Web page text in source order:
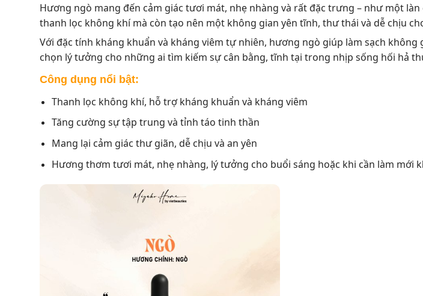
Hương ngò mang đến cảm giác tươi mát, nhẹ nhàng và rất đặc trưng – như một
thanh lọc không khí mà còn tạo nên một không gian yên tĩnh, thư thái và dễ chịu
Với đặc tính kháng khuẩn và kháng viêm tự nhiên, hương ngò giúp làm sạch
chọn lý tưởng cho những ai tìm kiếm sự cân bằng, tĩnh tại trong nhịp sống hối hả
Công dụng nổi bật:
Thanh lọc không khí, hỗ trợ kháng khuẩn và kháng viêm
Tăng cường sự tập trung và tỉnh táo tinh thần
Mang lại cảm giác thư giãn, dễ chịu và an yên
Hương thơm tươi mát, nhẹ nhàng, lý tưởng cho buổi sáng hoặc khi cần làm mới